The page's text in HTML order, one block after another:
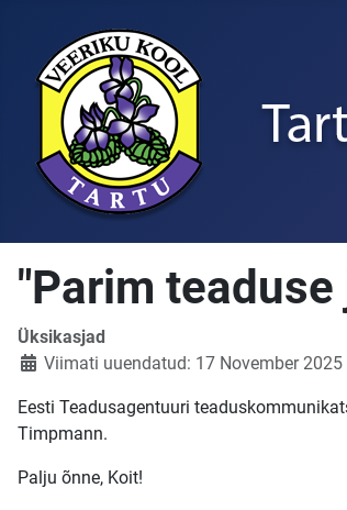
"Parim
Üksikasjad
Viimati uuendatud: 17 November 2025
Eesti Teadusagentuuri
Timpmann.
Palju õnne, Koit!